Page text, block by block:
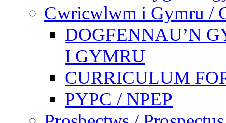
Cwricwlwm i Gymru /
DOGFENNAU’N
I GYMRU
CURRICULUM
PYPC / NPEP